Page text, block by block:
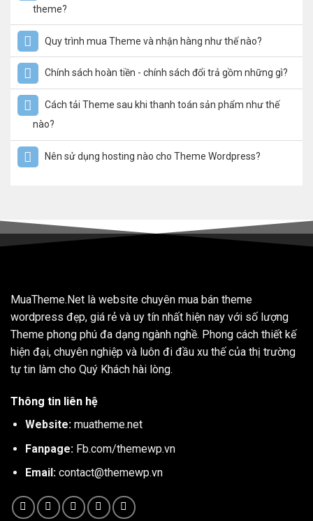
theme?
Quy trình mua Theme và nhận hàng như thế nào?
Chính sách hoàn tiền - chính sách đổi trả gồm những gì?
Cách tải Theme sau khi thanh toán sản phẩm như thế
nào?
Nên sử dụng hosting nào cho Theme Wordpress?
MuaTheme.Net là website chuyên mua bán theme
wordpress đẹp, giá rẻ và uy tín nhất hiện nay với số lượng
Theme phong phú đa dạng ngành nghề. Phong cách thiết kế
hiện đại, chuyên nghiệp và luôn đi đầu xu thế của thị trường
tự tin làm cho Quý Khách hài lòng.
Thông tin liên hệ
Website: muatheme.net
Fanpage: Fb.com/themewp.vn
Email: contact@themewp.vn